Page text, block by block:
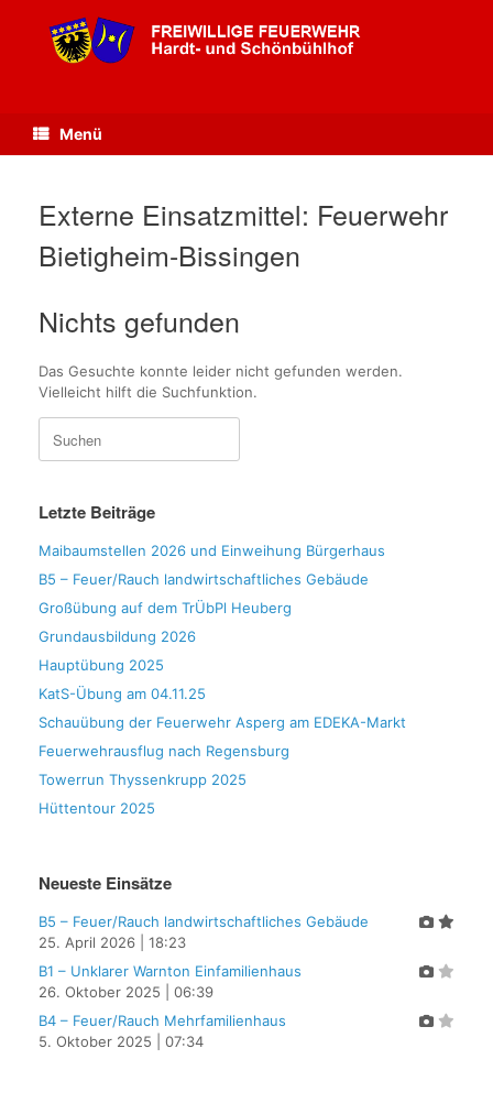
springen
Menü
Externe Einsatzmittel: Feuerwehr
Bietigheim-Bissingen
Nichts gefunden
Das Gesuchte konnte leider nicht gefunden werden.
Vielleicht hilft die Suchfunktion.
nach:
Letzte Beiträge
Maibaumstellen 2026 und Einweihung Bürgerhaus
B5 – Feuer/Rauch landwirtschaftliches Gebäude
Großübung auf dem TrÜbPl Heuberg
Grundausbildung 2026
Hauptübung 2025
KatS-Übung am 04.11.25
Schauübung der Feuerwehr Asperg am EDEKA-Markt
Feuerwehrausflug nach Regensburg
Towerrun Thyssenkrupp 2025
Hüttentour 2025
Neueste Einsätze
B5 – Feuer/Rauch landwirtschaftliches Gebäude
25. April 2026
18:23
B1 – Unklarer Warnton Einfamilienhaus
26. Oktober 2025
06:39
B4 – Feuer/Rauch Mehrfamilienhaus
5. Oktober 2025
07:34